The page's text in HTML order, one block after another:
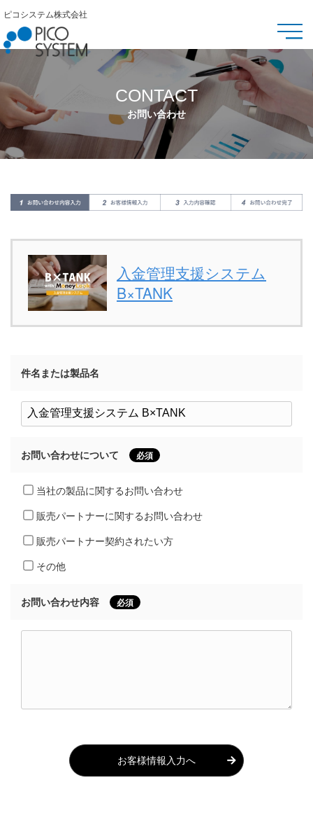
ピコシステム株式会社
CONTACT
お問い合わせ
入金管理支援システム
B×TANK
件名または製品名
お問い合わせについて 必須
当社の製品に関するお問い合わせ
販売パートナーに関するお問い合わせ
販売パートナー契約されたい方
その他
お問い合わせ内容 必須
お客様情報入力へ